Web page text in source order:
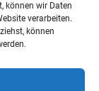
können wir Daten
verarbeiten.
können